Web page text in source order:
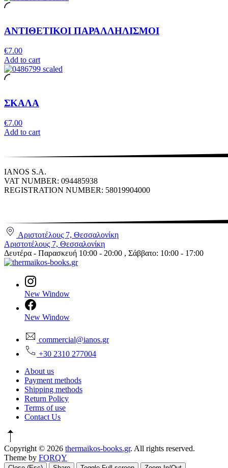
ΑΝΤΙΘΕΤΙΚΟΙ ΠΑΡΑΛΛΗΛΙΣΜΟΙ
€7.00
Add to cart
ΣΚΑΛΑ
€7.00
Add to cart
IANOS S.A.
VAT NUMBER: 094485938
REGISTRATION NUMBER: 58019904000
Αριστοτέλους 7, Θεσσαλονίκη
Αριστοτέλους 7, Θεσσαλονίκη
Δευτέρα - Παρασκευή 10:00 - 20:00 , Σάββατο: 10:00 - 17:00
New Window
New Window
commercial@ianos.gr
+30 2310 277004
About us
Payment methods
Shipping methods
Return Policy
Terms of use
Contact Us
Copyright © 2026 thermaikos-books.gr. All rights reserved.
Theme by FORQY